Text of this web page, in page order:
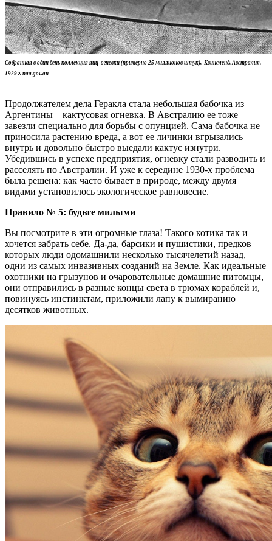
Собранная в один день коллекция яиц огневки (примерно 25 миллионов штук), Квинсленд, Австралия,
1929 г. naa.gov.au
Продолжателем дела Геракла стала небольшая бабочка из
Аргентины – кактусовая огневка. В Австралию ее тоже
завезли специально для борьбы с опунцией. Сама бабочка не
приносила растению вреда, а вот ее личинки вгрызались
внутрь и довольно быстро выедали кактус изнутри.
Убедившись в успехе предприятия, огневку стали разводить и
расселять по Австралии. И уже к середине 1930-х проблема
была решена: как часто бывает в природе, между двумя
видами установилось экологическое равновесие.
Правило № 5: будьте милыми
Вы посмотрите в эти огромные глаза! Такого котика так и
хочется забрать себе. Да-да, барсики и пушистики, предков
которых люди одомашнили несколько тысячелетий назад, –
одни из самых инвазивных созданий на Земле. Как идеальные
охотники на грызунов и очаровательные домашние питомцы,
они отправились в разные концы света в трюмах кораблей и,
повинуясь инстинктам, приложили лапу к вымиранию
десятков животных.